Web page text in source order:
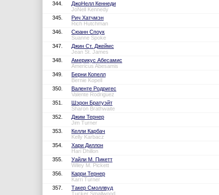
344.
ДжоНелл Кеннеди
JoNell Kennedy
345.
Рич Хатчмэн
Rich Hutchman
346.
Сюанн Споук
Suanne Spoke
347.
Джин Ст. Джеймс
Jean St. James
348.
Америкус Абесамис
Americus Abesamis
349.
Берни Копелл
Bernie Kopell
350.
Валенте Родригес
Valente Rodriguez
351.
Шэрон Братуэйт
Sharon Brathwaite
352.
Джим Тернер
Jim Turner
353.
Келли Карбач
Kelly Karbacz
354.
Хари Диллон
Hari Dhillon
355.
Уайли М. Пикетт
Wiley M. Pickett
356.
Карри Тернер
Karri Turner
357.
Такер Смоллвуд
Tucker Smallwood